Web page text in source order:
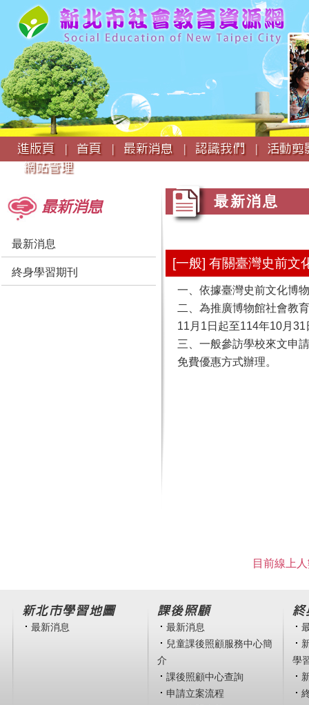
:::
進版頁 |
首頁 | 最新消息 | 認識我們 |
活動
網站管理
最新消息
最新消息
終身學習期刊
最新消息
[一般] 有關臺灣史前文
一、依據臺灣史前文化博
二、為推廣博物館社會教
11月1日起至114年10月
三、一般參訪學校來文申
免費優惠方式辦理。
目前線上
新北市學習地圖
最新消息
課後照顧
最新消息
兒童課後照顧服務中心簡
介
課後照顧中心查詢
申請立案流程
終
學